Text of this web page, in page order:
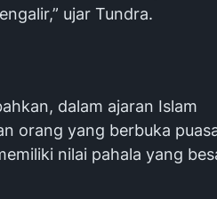
ujar Tundra.
dalam ajaran Islam
orang yang berbuka
nilai pahala yang